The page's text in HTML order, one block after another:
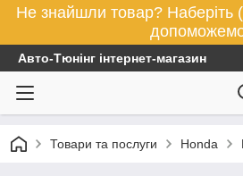
Не знайшли товар? Наберіть
Авто-Тюнінг інтернет-магазин
Товари та послуги Honda